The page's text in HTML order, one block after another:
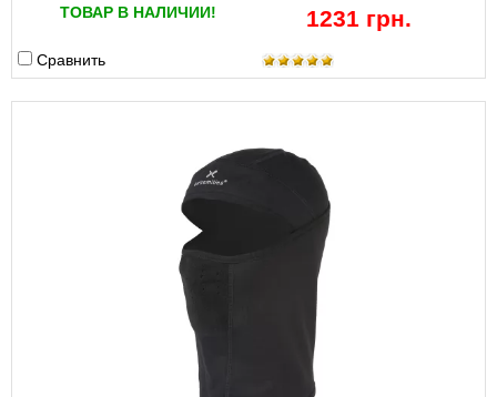
ТОВАР В НАЛИЧИИ!
1231 грн.
Сравнить